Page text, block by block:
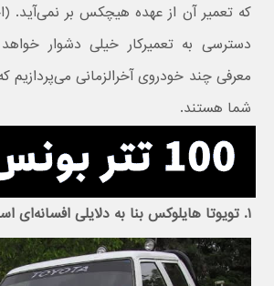
که تعمیر آن از عهده هیچکس بر نمی‌آید.
دسترسی به تعمیرکار خیلی دشوار
معرفی چند خودروی آخرالزمانی می‌پردازیم
شما هستند.
۱. تویوتا هایلوکس بنا به دلایلی افسانه‌ای است